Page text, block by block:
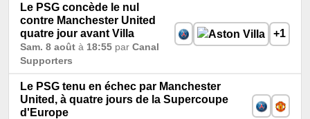
Le PSG concède le nul
contre Manchester United
quatre jour avant Villa
Sam. 8 août à 18:55 par Canal
Supporters
+1
Le PSG tenu en échec par Manchester
United, à quatre jours de la Supercoupe
d'Europe